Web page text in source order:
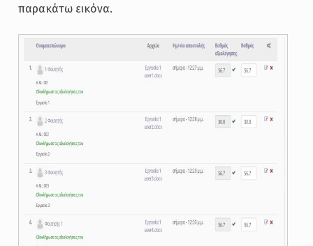
παρακάτω εικόνα.